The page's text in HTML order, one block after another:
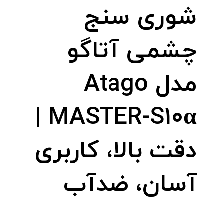
شوری سنج
چشمی آتاگو
مدل Atago
MASTER-S۱۰α |
دقت بالا، کاربری
آسان، ضدآب